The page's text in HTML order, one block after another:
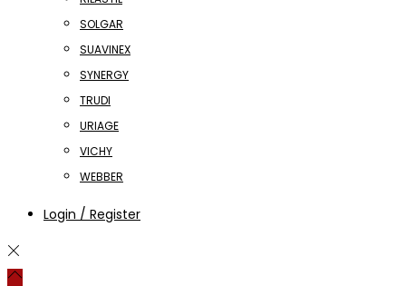
SOLGAR
SUAVINEX
SYNERGY
TRUDI
URIAGE
VICHY
WEBBER
Login / Register